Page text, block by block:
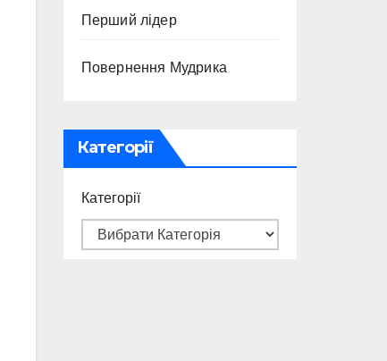
Перший лідер
Повернення Мудрика
Категорії
Категорії